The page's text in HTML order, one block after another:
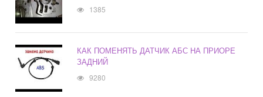
1385
КАК ПОМЕНЯТЬ ДАТЧИК АБС НА ПРИОРЕ
ЗАДНИЙ
9280